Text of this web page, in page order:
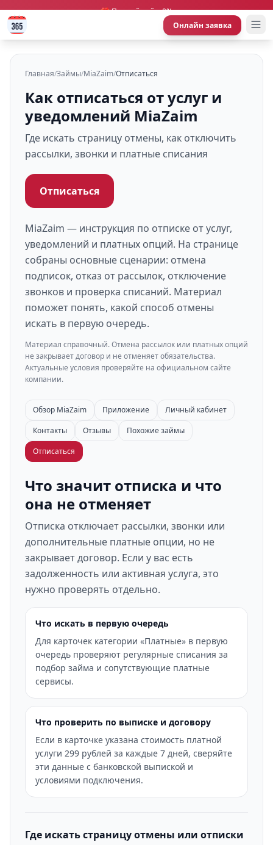
🎁 Первый займ 0%
Онлайн заявка
Главная/Займы/MiaZaim/Отписаться
Как отписаться от услуг и
уведомлений MiaZaim
Где искать страницу отмены, как отключить
рассылки, звонки и платные списания
Отписаться
MiaZaim — инструкция по отписке от услуг,
уведомлений и платных опций. На странице
собраны основные сценарии: отмена
подписок, отказ от рассылок, отключение
звонков и проверка списаний. Материал
поможет понять, какой способ отмены
искать в первую очередь.
Материал справочный. Отмена рассылок или платных опций
не закрывает договор и не отменяет обязательства.
Актуальные условия проверяйте на официальном сайте
компании.
Обзор MiaZaim Приложение
Личный кабинет
Контакты
Отзывы
Похожие займы
Отписаться
Что значит отписка и что
она не отменяет
Отписка отключает рассылки, звонки или
дополнительные платные опции, но не
закрывает договор. Если у вас есть
задолженность или активная услуга, это
нужно проверять отдельно.
Что искать в первую очередь
Для карточек категории «Платные» в первую
очередь проверяют регулярные списания за
подбор займа и сопутствующие платные
сервисы.
Что проверить по выписке и договору
Если в карточке указана стоимость платной
услуги 299 рублей за каждые 7 дней, сверяйте
эти данные с банковской выпиской и
условиями подключения.
Где искать страницу отмены или отписки